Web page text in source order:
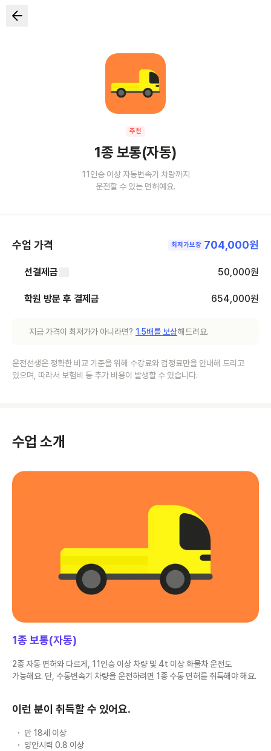
추천
1종 보통(자동)
11인승 이상 자동변속기 차량까지
운전할 수 있는 면허예요.
수업 가격 최저가보장 704,000원
선결제금 50,000원
학원 방문 후 결제금 654,000원
지금 가격이 최저가가 아니라면? 1.5배를 보상해드려요.
운전선생은 정확한 비교 기준을 위해 수강료와 검정료만을 안내해 드리고
있으며, 따라서 보험비 등 추가 비용이 발생할 수 있습니다.
수업 소개
1종 보통(자동)
2종 자동 면허와 다르게, 11인승 이상 차량 및 4t 이상 화물차 운전도
가능해요. 단, 수동변속기 차량을 운전하려면 1종 수동 면허를 취득해야 해요.
이런 분이 취득할 수 있어요.
만 18세 이상
양안시력 0.8 이상